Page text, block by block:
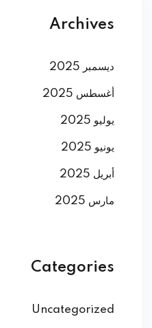
Archives
ديسمبر 2025
أغسطس 2025
يوليو 2025
يونيو 2025
أبريل 2025
مارس 2025
Categories
Uncategorized